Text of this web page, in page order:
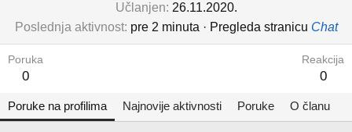
Učlanjen 26.11.2020.
Poslednja aktivnost pre 2 minuta · Pregleda stranicu Chat
Poruka
0
Reakcija
0
Poruke na profilima Najnovije aktivnosti Poruke O članu